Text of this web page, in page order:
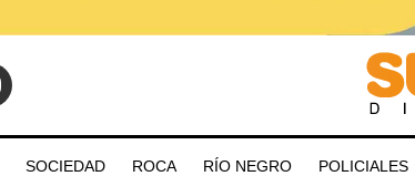
SOCIEDAD ROCA RÍO NEGRO POLICIALES